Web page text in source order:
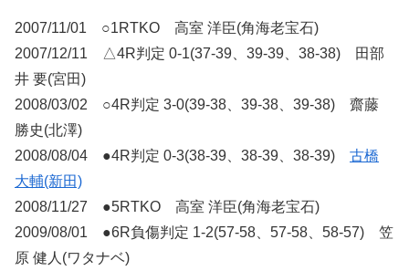
2007/11/01 ○1RTKO 高室 洋臣(角海老宝石)
2007/12/11 △4R判定 0-1(37-39、39-39、38-38) 田部
井 要(宮田)
2008/03/02 ○4R判定 3-0(39-38、39-38、39-38) 齋藤
勝史(北澤)
2008/08/04 ●4R判定 0-3(38-39、38-39、38-39) 古橋
大輔(新田)
2008/11/27 ●5RTKO 高室 洋臣(角海老宝石)
2009/08/01 ●6R負傷判定 1-2(57-58、57-58、58-57) 笠
原 健人(ワタナベ)